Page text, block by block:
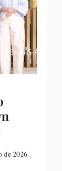
de 2026